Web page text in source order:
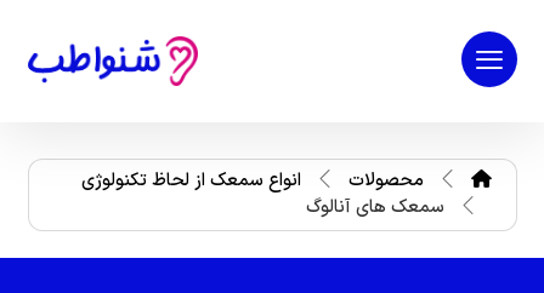
محصولات
انواع سمعک از لحاظ تکنولوژی
سمعک های آنالوگ